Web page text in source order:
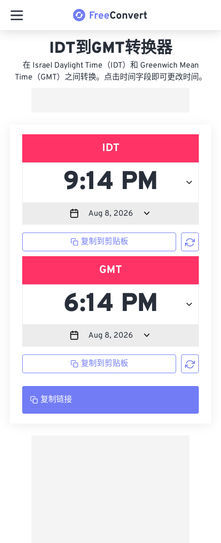
IDT到GMT转换器
在 Israel Daylight Time（IDT）和 Greenwich Mean
Time（GMT）之间转换。点击时间字段即可更改时间。
IDT
复制到剪贴板
GMT
复制到剪贴板
复制链接